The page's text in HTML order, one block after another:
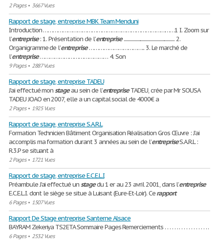
2 Pages• 3667 Vues
Rapport de stage, entreprise MBK Team Menduni
Introduction ………………………………………………………………………1 I. Zoom sur
l’entreprise: 1. Présentation de l’entreprise..................................................... 2.
Organigramme de l’entreprise…………………………….. 3. Le marché de
l’entreprise…………………………………… 4. Son
9 Pages• 2887 Vues
Rapport de stage, entreprise TADEU
J’ai effectué monstageau sein de l’entrepriseTADEU, crée par Mr SOUSA
TADEU JOAO en 2007, elle a un capital social de 4000€ a
2 Pages• 1925 Vues
Rapport de stage, entreprise S.A.R.L
Formation Technicien Bâtiment Organisation Réalisation Gros Œuvre : J’ai
accomplis ma formation durant 3 années au sein de l’entrepriseS.A.R.L :
R.3.P se situant à
2 Pages• 1721 Vues
Rapport de stage, entreprise E.C.E.L.I
Préambule J’ai effectué unstagedu 1 er au 23 avril 2001, dans l’entreprise
E.C.E.L.I. dont le siège se situe à Luisant (Eure-Et-Loir). Cerapport
6 Pages• 1507 Vues
Rapport De Stage entreprise Santerne Alsace
BAYRAM Zekeriya TS2ETA Sommaire Pages Remerciements . . . . . . . . . . . . . . . . . . .
6 Pages• 2532 Vues